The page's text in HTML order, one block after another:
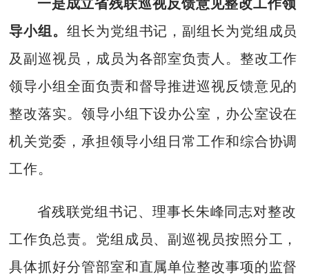
一是成立省残联巡视反馈意见整改工作领
导小组。组长为党组书记，副组长为党组成员
及副巡视员，成员为各部室负责人。整改工作
领导小组全面负责和督导推进巡视反馈意见的
整改落实。领导小组下设办公室，办公室设在
机关党委，承担领导小组日常工作和综合协调
工作。
省残联党组书记、理事长朱峰同志对整改
工作负总责。党组成员、副巡视员按照分工，
具体抓好分管部室和直属单位整改事项的监督